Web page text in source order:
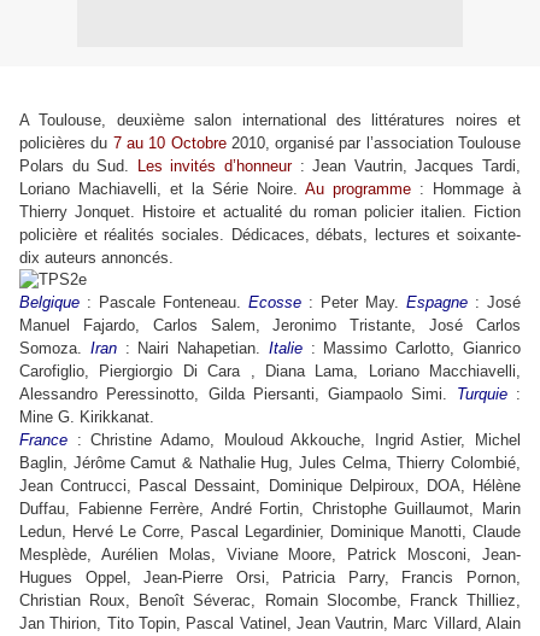
A Toulouse, deuxième salon international des littératures noires et
policières du 7 au 10 Octobre2010, organisé par l’association Toulouse
Polars du Sud.
Les invités d’honneur: Jean Vautrin, Jacques Tardi,
Loriano Machiavelli, et la Série Noire. Au programme : Hommage à
Thierry Jonquet. Histoire et actualité du roman policier italien. Fiction
policière et réalités sociales. Dédicaces, débats, lectures et soixante-
dix auteurs annoncés.
Belgique : Pascale Fonteneau. Ecosse : Peter May. Espagne : José
Manuel Fajardo, Carlos Salem, Jeronimo Tristante, José Carlos
Somoza. Iran: Nairi Nahapetian. Italie: Massimo Carlotto, Gianrico
Carofiglio, Piergiorgio Di Cara , Diana Lama, Loriano Macchiavelli,
Alessandro Peressinotto, Gilda Piersanti, Giampaolo Simi. Turquie:
Mine G. Kirikkanat.
France : Christine Adamo, Mouloud Akkouche, Ingrid Astier, Michel
Baglin, Jérôme Camut & Nathalie Hug, Jules Celma, Thierry Colombié,
Jean Contrucci, Pascal Dessaint, Dominique Delpiroux, DOA, Hélène
Duffau, Fabienne Ferrère, André Fortin, Christophe Guillaumot, Marin
Ledun, Hervé Le Corre, Pascal Legardinier, Dominique Manotti, Claude
Mesplède, Aurélien Molas, Viviane Moore, Patrick Mosconi, Jean-
Hugues Oppel, Jean-Pierre Orsi, Patricia Parry, Francis Pornon,
Christian Roux, Benoît Séverac, Romain Slocombe, Franck Thilliez,
Jan Thirion, Tito Topin, Pascal Vatinel, Jean Vautrin, Marc Villard, Alain